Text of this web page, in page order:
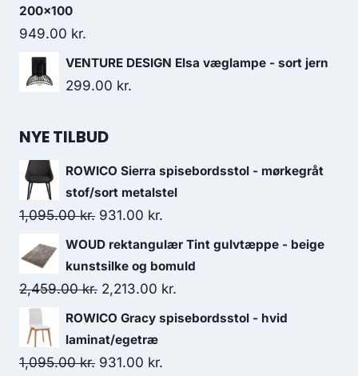
200x100
949.00 kr.
VENTURE DESIGN Elsa væglampe - sort jern
299.00 kr.
NYE TILBUD
ROWICO Sierra spisebordsstol - mørkegråt
stof/sort metalstel
1,095.00kr. 931.00 kr.
WOUD rektangulær Tint gulvtæppe - beige
kunstsilke og bomuld
2,459.00kr. 2,213.00 kr.
ROWICO Gracy spisebordsstol - hvid
laminat/egetræ
1,095.00kr. 931.00 kr.